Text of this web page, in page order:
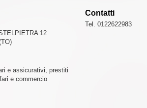
12
Contatti
Tel. 0122622983
e assicurativi, prestiti
e commercio